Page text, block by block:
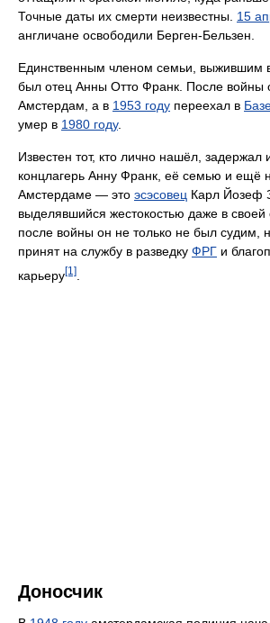
Точные даты их смерти неизвестны. 15
англичане освободили Берген-Бельзен.
Единственным членом семьи, выжившим в
был отец Анны Отто Франк. После войны
Амстердам, а в 1953 году переехал в
умер в 1980 году.
Известен тот, кто лично нашёл, задержал
концлагерь Анну Франк, её семью и ещё
Амстердаме — это эсэсовец Карл Йозеф
выделявшийся жестокостью даже в
после войны он не только не был судим,
принят на службу в разведку ФРГ и
карьеру[1]
Доносчик